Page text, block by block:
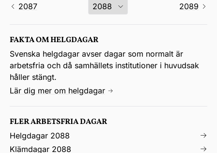
2087 2089
FAKTA OM HELGDAGAR
Svenska helgdagar avser dagar som normalt är
arbetsfria och då samhällets institutioner i huvudsak
håller stängt.
Lär dig mer om helgdagar
FLER ARBETSFRIA DAGAR
Helgdagar 2088
Klämdagar 2088